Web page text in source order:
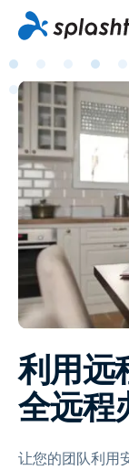
利用远
全远程
让您的团队利用